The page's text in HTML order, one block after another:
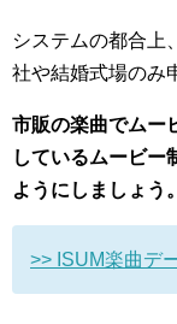
システムの都合上
社や結婚式場のみ
市販の楽曲でムー
しているムービー
ようにしましょう。
>> ISUM楽曲デ